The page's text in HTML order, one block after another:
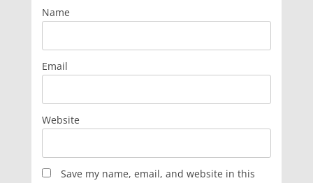
Name
Email
Website
Save my name, email, and website in this